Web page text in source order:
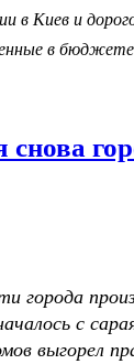
в Киев и
в
города
с
выгорел